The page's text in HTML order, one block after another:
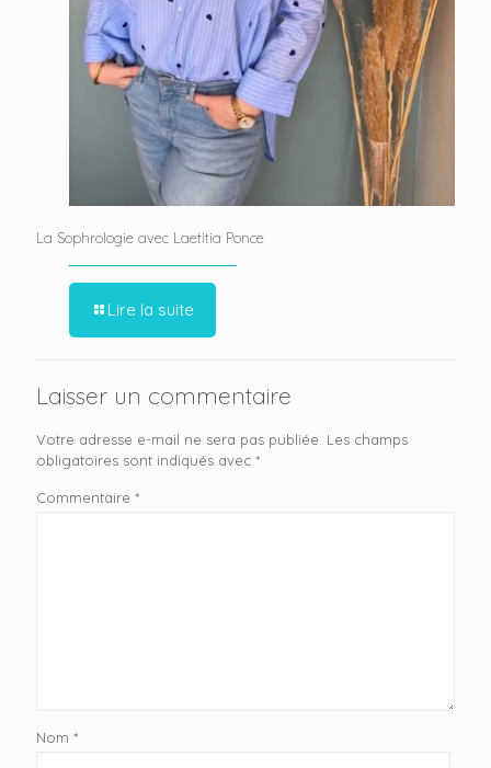
La Sophrologie avec Laetitia Ponce
Lire la suite
Laisser un commentaire
Votre adresse e-mail ne sera pas publiée. Les champs
obligatoires sont indiqués avec *
Commentaire *
Nom *